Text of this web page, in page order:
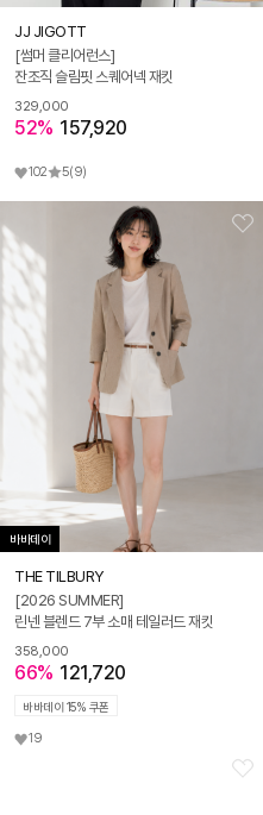
JJ JIGOTT
[썸머 클리어런스]
잔조직 슬림핏 스퀘어넥 재킷
329,000
52% 157,920
102 5(9)
바바데이
THE TILBURY
[2026 SUMMER]
린넨 블렌드 7부 소매 테일러드 재킷
358,000
66% 121,720
바바데이 15% 쿠폰
19